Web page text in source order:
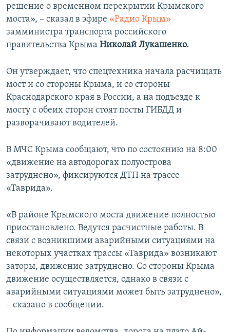
решение о временном перекрытии Крымского
моста», – сказал в эфире «Радио Крым»
замминистра транспорта российского
правительства Крыма Николай Лукашенко.
Он утверждает, что спецтехника начала расчищать
мост и со стороны Крыма, и со стороны
Краснодарского края в России, а на подъезде к
мосту с обеих сторон стоят посты ГИБДД и
разворачивают водителей.
В МЧС Крыма сообщают, что по состоянию на 8:00
«движение на автодорогах полуострова
затруднено», фиксируются ДТП на трассе
«Таврида».
«В районе Крымского моста движение полностью
приостановлено. Ведутся расчистные работы. В
связи с возникшими аварийными ситуациями на
некоторых участках трассы «Таврида» возникают
заторы, движение затруднено. Со стороны Крыма
движение осуществляется, однако в связи с
аварийными ситуациями может быть затруднено»,
– сказано в сообщении.